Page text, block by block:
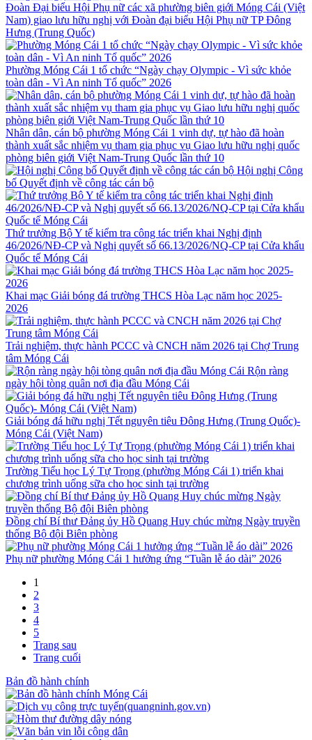
Đoàn Đại biểu Hội Phụ nữ các xã phường biên giới Móng Cái (Việt
Nam) giao lưu hữu nghị với Đoàn đại biểu Hội Phụ nữ TP Đông
Hưng (Trung Quốc)
Phường Móng Cái 1 tổ chức “Ngày chạy Olympic - Vì sức khỏe
toàn dân - Vì An ninh Tổ quốc” 2026
Nhân dân, cán bộ phường Móng Cái 1 vinh dự, tự hào đã hoàn
thành xuất sắc nhiệm vụ tham gia phục vụ Giao lưu hữu nghị quốc
phòng biên giới Việt Nam-Trung Quốc lần thứ 10
Hội nghị Công
bố Quyết định về công tác cán bộ
Thứ trưởng Bộ Y tế kiểm tra công tác triển khai Nghị định
46/2026/NĐ-CP và Nghị quyết số 66.13/2026/NQ-CP tại Cửa khẩu
Quốc tế Móng Cái
Khai mạc Giải bóng đá trường THCS Hòa Lạc năm học 2025-
2026
Trải nghiệm, thực hành PCCC và CNCH năm 2026 tại Chợ Trung
tâm Móng Cái
Rộn ràng
ngày hội tòng quân nơi địa đầu Móng Cái
Giải bóng đá hữu nghị Tết nguyên tiêu Đông Hưng (Trung Quốc)-
Móng Cái (Việt Nam)
Trường Tiểu học Lý Tự Trọng (phường Móng Cái 1) triển khai
chương trình uống sữa cho học sinh tại trường
Đồng chí Bí thư Đảng ủy Hồ Quang Huy chúc mừng Ngày truyền
thống Bộ đội Biên phòng
Phụ nữ phường Móng Cái 1 hưởng ứng “Tuần lễ áo dài” 2026
1
2
3
4
5
Trang sau
Trang cuối
Bản đồ hành chính